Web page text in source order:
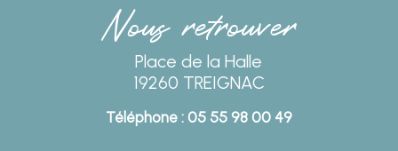
Nous retrouver
Place de la Halle
19260 TREIGNAC
Téléphone : 05 55 98 00 49